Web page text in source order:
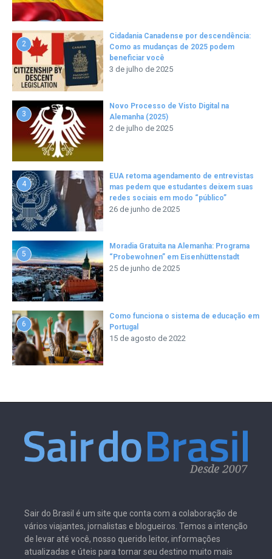
2
Cidadania Canadense por descendência:
Como as mudanças de 2025 podem
beneficiar você
3 de julho de 2025
3
Novo Processo de Visto Digital na
Alemanha (2025)
2 de julho de 2025
4
EUA retoma agendamento de entrevistas
mas pedem que estudantes deixem suas
redes sociais em modo “público”
26 de junho de 2025
5
Moradia Gratuita na Alemanha: Programa
“Probewohnen” em Eisenhüttenstadt
25 de junho de 2025
6
Como funciona o sistema de educação em
Portugal
15 de agosto de 2022
Sair do Brasil é um site que conta com a colaboração de
vários viajantes, jornalistas e blogueiros. Temos a intenção
de levar até você, nosso querido leitor, informações
atualizadas e úteis para tornar seu destino muito mais